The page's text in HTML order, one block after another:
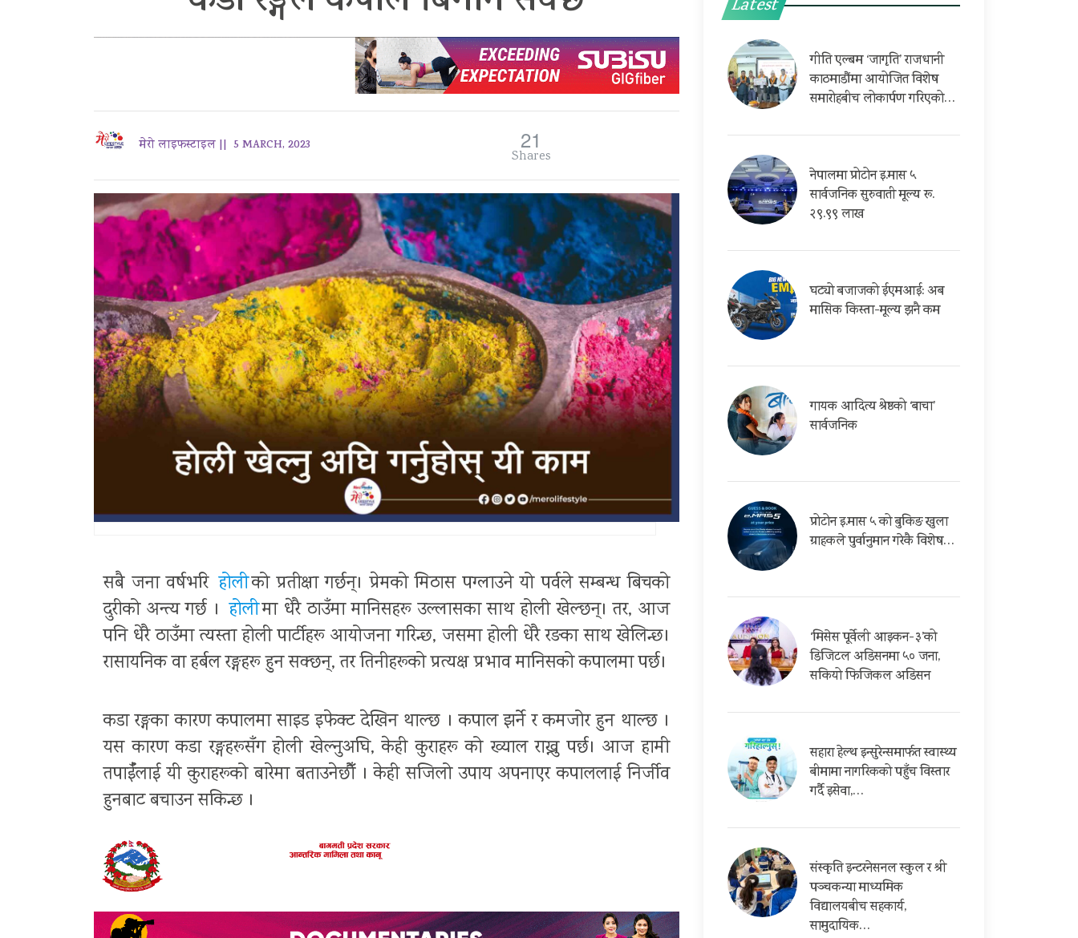
मेरो लाइफस्टाइल || 5 MARCH, 2023 21
Shares
सबै जना वर्षभरि होलीको प्रतीक्षा गर्छन्। प्रेमको मिठास पग्लाउने यो पर्वले सम्बन्ध बिचको
दुरीको अन्त्य गर्छ । होलीमा धेरै ठाउँमा मानिसहरू उल्लासका साथ होली खेल्छन्। तर, आज
पनि धेरै ठाउँमा त्यस्ता होली पार्टीहरू आयोजना गरिन्छ, जसमा होली धेरै रङका साथ खेलिन्छ।
रासायनिक वा हर्बल रङ्गहरू हुन सक्छन्, तर तिनीहरूको प्रत्यक्ष प्रभाव मानिसको कपालमा पर्छ।
कडा रङ्गका कारण कपालमा साइड इफेक्ट देखिन थाल्छ । कपाल झर्ने र कमजोर हुन थाल्छ ।
यस कारण कडा रङ्गहरूसँग होली खेल्नुअघि, केही कुराहरू को ख्याल राख्नु पर्छ। आज हामी
तपाईँलाई यी कुराहरूको बारेमा बताउनेछौँ । केही सजिलो उपाय अपनाएर कपाललाई निर्जीव
हुनबाट बचाउन सकिन्छ ।
Latest
गीति एल्बम ‘जागृति’ राजधानी
काठमाडौंमा आयोजित विशेष
समारोहबीच लोकार्पण गरिएको…
नेपालमा प्रोटोन इ.मास ५
सार्वजनिक सुरुवाती मूल्य रू.
२९.९९ लाख
घट्यो बजाजको ईएमआई: अब
मासिक किस्ता-मूल्य झनै कम
गायक आदित्य श्रेष्ठको ‘बाचा’
सार्वजनिक
प्रोटोन इ.मास ५ को बुकिङ खुला
ग्राहकले पुर्वानुमान गरेकै विशेष…
‘मिसेस पूर्वेली आइकन-३’को
डिजिटल अडिसनमा ५० जना,
सकियो फिजिकल अडिसन
सहारा हेल्थ इन्सुरेन्समार्फत स्वास्थ्य
बीमामा नागरिकको पहुँच विस्तार
गर्दै इसेवा,…
संस्कृति इन्टरनेसनल स्कुल र श्री
पञ्चकन्या माध्यमिक
विद्यालयबीच सहकार्य,
सामुदायिक…